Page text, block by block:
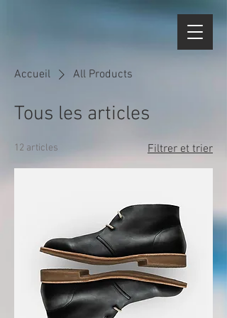
Accueil All Products
Tous les articles
12 articles Filtrer et trier